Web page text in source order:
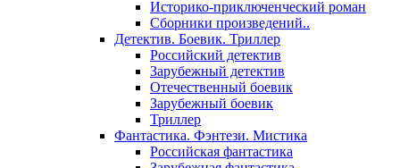
Историко-приключенческий роман
Сборники произведений..
Детектив. Боевик. Триллер
Российский детектив
Зарубежный детектив
Отечественный боевик
Зарубежный боевик
Триллер
Фантастика. Фэнтези. Мистика
Российская фантастика